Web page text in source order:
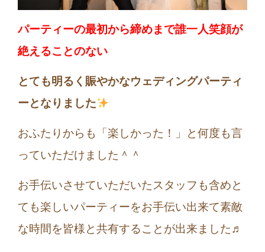
パーティーの最初から締めまで誰一人笑顔が
絶えることのない
とても明るく賑やかなウェディングパーティ
ーとなりました
おふたりからも「楽しかった！」と何度も言
っていただけました＾＾
お手伝いさせていただいたスタッフも含めと
ても楽しいパーティーをお手伝い出来て素敵
な時間を皆様と共有することが出来ました♬